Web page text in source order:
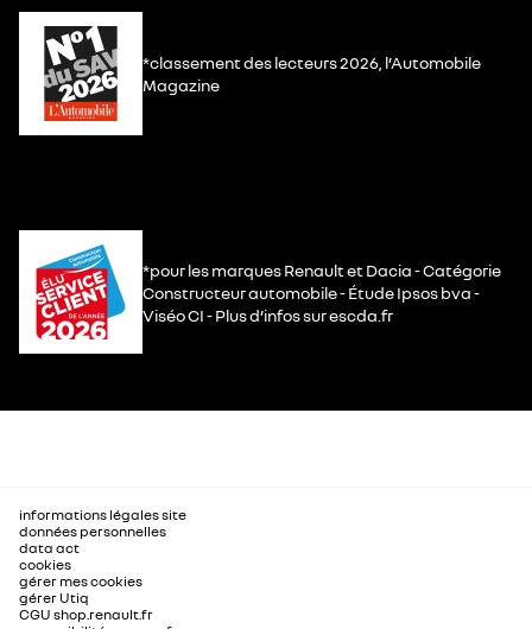
*classement des lecteurs 2026, l’Automobile
Magazine
*pour les marques Renault et Dacia - Catégorie
Constructeur automobile - Étude Ipsos bva -
Viséo CI - Plus d’infos sur escda.fr
informations légales site
données personnelles
data act
cookies
gérer mes cookies
gérer Utiq
CGU shop.renault.fr